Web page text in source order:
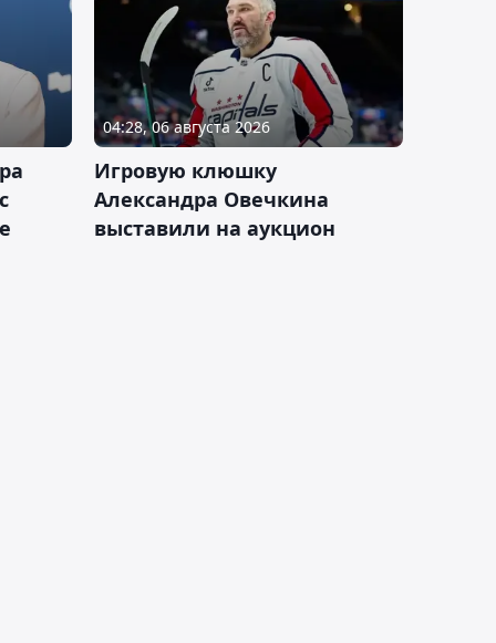
04:28, 06 августа 2026
Игровую клюшку
Александра Овечкина
выставили на аукцион